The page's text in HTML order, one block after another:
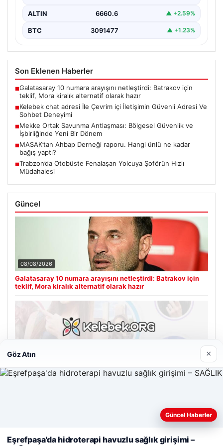
ALTIN 6660.6 ▲ +2.59%
BTC 3091477 ▲ +1.23%
Son Eklenen Haberler
■Galatasaray 10 numara arayışını netleştirdi: Batrakov için
teklif, Mora kiralık alternatif olarak hazır
■Kelebek chat adresi İle Çevrim içi İletişimin Güvenli Adresi Ve
Sohbet Deneyimi
■Mekke Ortak Savunma Antlaşması: Bölgesel Güvenlik ve
İşbirliğinde Yeni Bir Dönem
■MASAK’tan Ahbap Derneği raporu. Hangi ünlü ne kadar
bağış yaptı?
■Trabzon’da Otobüste Fenalaşan Yolcuya Şoförün Hızlı
Müdahalesi
Güncel
08/08/2026
Galatasaray 10 numara arayışını netleştirdi: Batrakov için
teklif, Mora kiralık alternatif olarak hazır
Kelebek chat adresi İle Çevrim içi İletişimin Güvenli Adresi
Ve Sohbet Deneyimi
Hastaş Beton
Web sitemizi nasıl kullandığınızı daha iyi anlayabilmek,
kullanıyoruz.Çerez Politikamız
Göz Atın ×
Güncel Haberler
Eşrefpaşa'da hidroterapi havuzlu sağlık girişimi –